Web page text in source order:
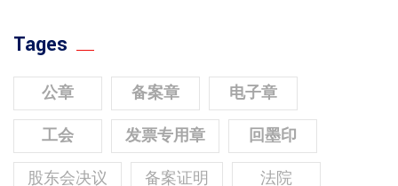
Tages
公章 备案章 电子章
工会 发票专用章 回墨印
股东会决议 备案证明 法院